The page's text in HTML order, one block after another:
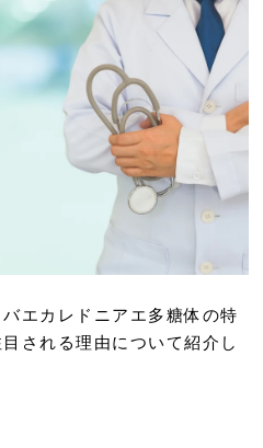
エカレドニアエ多糖体の特
される理由について紹介し